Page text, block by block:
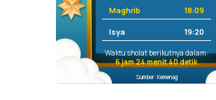
Maghrib 18:09
Isya 19:20
Waktu sholat berikutnya dalam:
6 jam 24 menit 40 detik
Sumber: Kemenag